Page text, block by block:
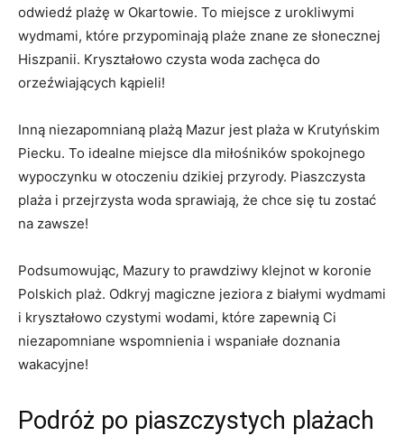
odwiedź plażę w Okartowie. To miejsce z urokliwymi
wydmami, które​ przypominają plaże znane ze słonecznej
‌Hiszpanii. Kryształowo czysta woda zachęca⁤ do
orzeźwiających⁢ kąpieli!
Inną niezapomnianą plażą Mazur jest plaża w Krutyńskim
Piecku. ‍To idealne miejsce dla miłośników spokojnego
wypoczynku ⁤w otoczeniu dzikiej przyrody. Piaszczysta⁣
plaża i przejrzysta woda sprawiają, że chce się‍ tu zostać
na ⁢zawsze!
Podsumowując, Mazury to ⁣prawdziwy klejnot w koronie
Polskich plaż. Odkryj magiczne jeziora z białymi wydmami
i kryształowo czystymi wodami, ‌które zapewnią Ci
niezapomniane wspomnienia ⁢i wspaniałe doznania
wakacyjne!
Podróż po piaszczystych plażach